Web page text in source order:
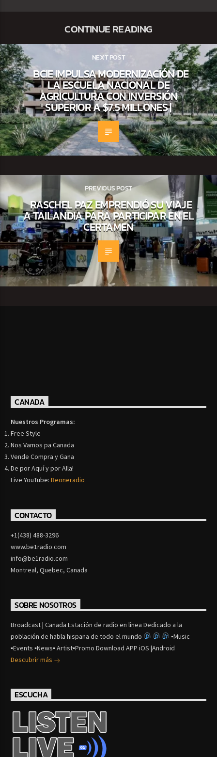
CONTINUE READING
NEXT POST
BCIE IMPULSA MODERNIZACIÓN DE
LA ESCUELA NACIONAL DE
AGRICULTURA CON INVERSIÓN
SUPERIOR A $7.5 MILLONES |
PREVIOUS POST
RASCHEL PAZ EMPRENDIÓ SU VIAJE
A TAILANDIA PARA PARTICIPAR EN EL
CERTAMEN
CANADA
Nuestros Programas:
Free Style
Nos Vamos pa Canada
Vende Compra y Gana
De por Aquí y por Alla!
Live YouTube:Beoneradio
CONTACTO
+1(438) 488-3296
www.be1radio.com
info@be1radio.com
Montreal, Quebec, Canada
SOBRE NOSOTROS
Broadcast | Canada Estación de radio en línea Dedicado a la
población de habla hispana de todo el mundo
▪Music
▪Events ▪News▪ Artist▪Promo Download APP iOS |Android
Descubrir más
ESCUCHA